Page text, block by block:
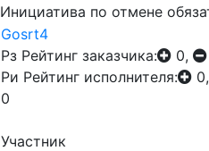
Инициатива по отмене
Gosrt4
Рз Рейтинг заказчика: 0,
Ри Рейтинг исполнителя:
0,
0
Участник